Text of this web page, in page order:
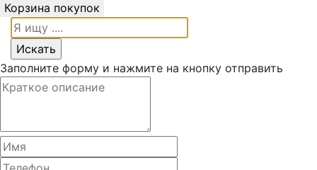
Корзина покупок
Заполните форму и нажмите на кнопку отправить